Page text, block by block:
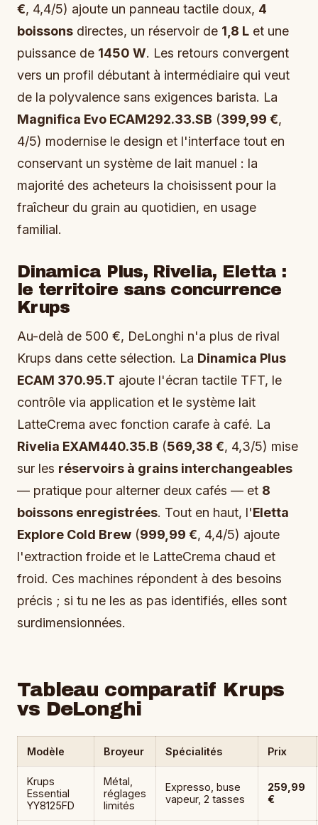
€, 4,4/5) ajoute un panneau tactile doux, 4
boissons directes, un réservoir de 1,8 L et une
puissance de 1450 W. Les retours convergent
vers un profil débutant à intermédiaire qui veut
de la polyvalence sans exigences barista. La
Magnifica Evo ECAM292.33.SB (399,99 €,
4/5) modernise le design et l'interface tout en
conservant un système de lait manuel : la
majorité des acheteurs la choisissent pour la
fraîcheur du grain au quotidien, en usage
familial.
Dinamica Plus, Rivelia, Eletta :
le territoire sans concurrence
Krups
Au-delà de 500 €, DeLonghi n'a plus de rival
Krups dans cette sélection. La Dinamica Plus
ECAM 370.95.T ajoute l'écran tactile TFT, le
contrôle via application et le système lait
LatteCrema avec fonction carafe à café. La
Rivelia EXAM440.35.B (569,38 €, 4,3/5) mise
sur les réservoirs à grains interchangeables
— pratique pour alterner deux cafés — et 8
boissons enregistrées. Tout en haut, l'Eletta
Explore Cold Brew (999,99 €, 4,4/5) ajoute
l'extraction froide et le LatteCrema chaud et
froid. Ces machines répondent à des besoins
précis ; si tu ne les as pas identifiés, elles sont
surdimensionnées.
Tableau comparatif Krups
vs DeLonghi
Modèle Broyeur Spécialités Prix
Krups
Essential
YY8125FD
Métal,
réglages
limités
Expresso, buse
vapeur, 2 tasses
259,99
€